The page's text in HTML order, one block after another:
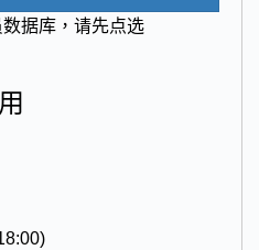
据库，请先点选